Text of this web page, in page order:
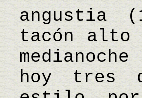
angustia
tacón alto
hoy tres